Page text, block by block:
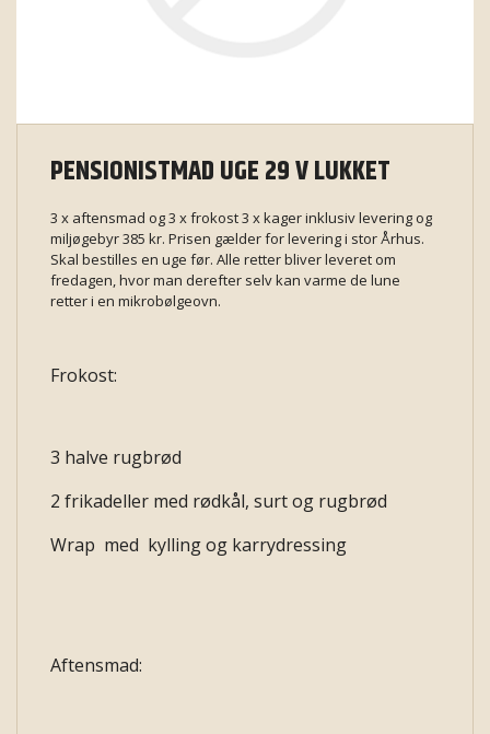
PENSIONISTMAD UGE 29 V LUKKET
3 x aftensmad og 3 x frokost 3 x kager inklusiv levering og
miljøgebyr 385 kr. Prisen gælder for levering i stor Århus.
Skal bestilles en uge før. Alle retter bliver leveret om
fredagen, hvor man derefter selv kan varme de lune
retter i en mikrobølgeovn.
Frokost:
3 halve rugbrød
2 frikadeller med rødkål, surt og rugbrød
Wrap med kylling og karrydressing
Aftensmad: